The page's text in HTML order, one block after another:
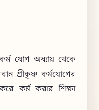
যোগ অধ্যায় থেকে
শ্রীকৃষ্ণ কর্মযোগের
কর্ম করার শিক্ষা